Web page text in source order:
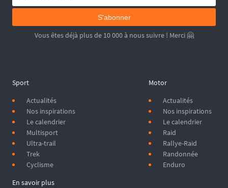
S'abonner
Vous êtes déjà plus de 10 000 à nous suivre ! Merci 🤗
Sport
Actualités
Nos inspirations
Le calendrier
Multisport
Ultra-trail
Trek
Cyclisme
Motor
Actualités
Nos inspirations
Le calendrier
Raid
Rallye-Raid
Randonnée
Enduro
En savoir plus